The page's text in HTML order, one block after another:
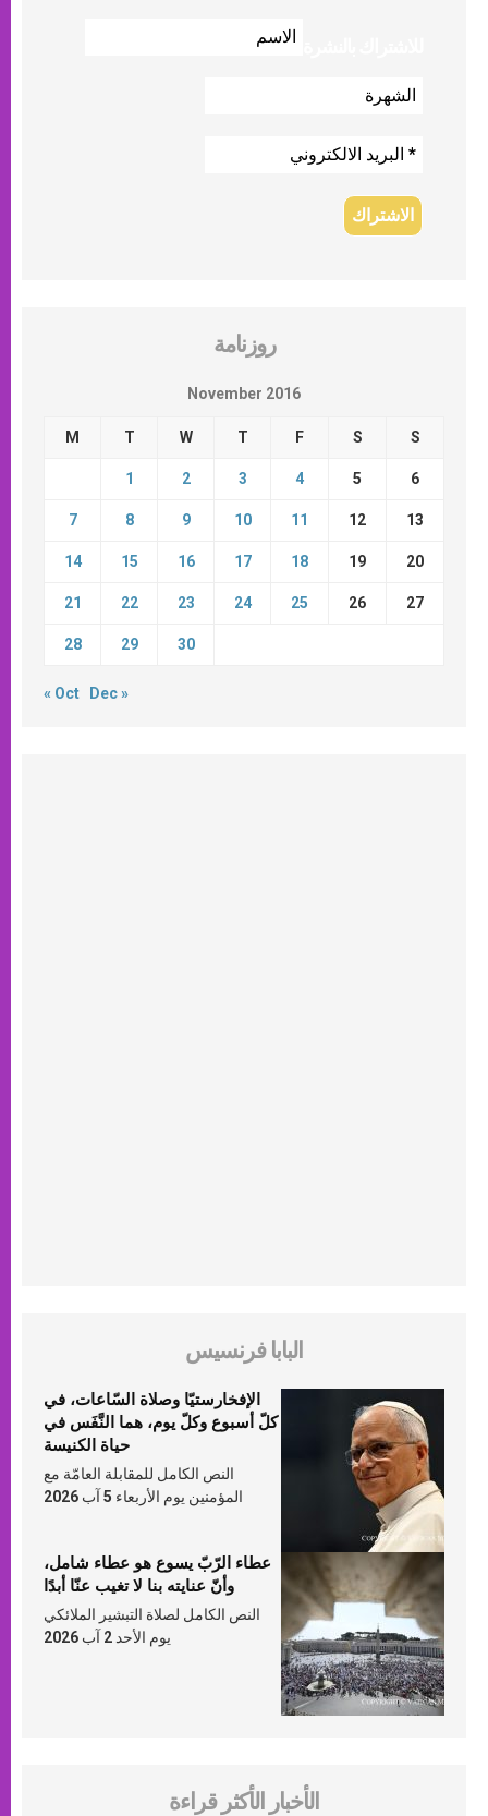
روزنامة
November 2016
M T W T F S S
1 2 3 4 5 6
7 8 9 10 11 12 13
14 15 16 17 18 19 20
21 22 23 24 25 26 27
28 29 30
« Oct Dec »
البابا فرنسيس
الإفخارستيّا وصلاة السّاعات، في
كلّ أسبوع وكلّ يوم، هما النَّفَس في
حياة الكنيسة
النص الكامل للمقابلة العامّة مع
المؤمنين يوم الأربعاء 5 آب 2026
عطاء الرّبّ يسوع هو عطاء شامل،
وأنّ عنايته بنا لا تغيب عنّا أبدًا
النص الكامل لصلاة التبشير الملائكي
يوم الأحد 2 آب 2026
الأخبار الأكثر قراءة